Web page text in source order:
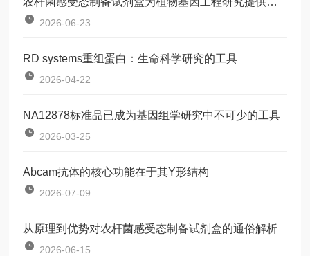
2026-06-23
RD systems重组蛋白：生命科学研究的工具
2026-04-22
NA12878标准品已成为基因组学研究中不可少的工具
2026-03-25
Abcam抗体的核心功能在于其Y形结构
2026-07-09
从原理到优势对农杆菌感受态制备试剂盒的通俗解析
2026-06-15